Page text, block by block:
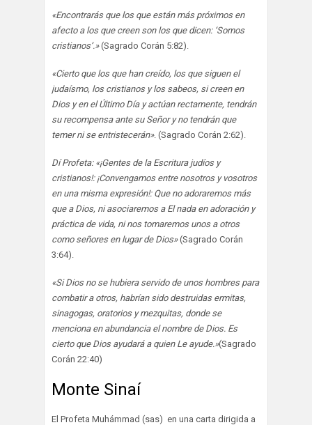
«Encontrarás que los que están más próximos en
afecto a los que creen son los que dicen: ‘Somos
cristianos’.»(Sagrado Corán 5:82).
«Cierto que los que han creído, los que siguen el
judaísmo, los cristianos y los sabeos, si creen en
Dios y en el Último Día y actúan rectamente, tendrán
su recompensa ante su Señor y no tendrán que
temer ni se entristecerán». (Sagrado Corán 2:62).
Dí Profeta: «¡Gentes de la Escritura judíos y
cristianos!: ¡Convengamos entre nosotros y vosotros
en una misma expresión!: Que no adoraremos más
que a Dios, ni asociaremos a El nada en adoración y
práctica de vida, ni nos tomaremos unos a otros
como señores en lugar de Dios»(Sagrado Corán
3:64).
«Si Dios no se hubiera servido de unos hombres para
combatir a otros, habrían sido destruidas ermitas,
sinagogas, oratorios y mezquitas, donde se
menciona en abundancia el nombre de Dios. Es
cierto que Dios ayudará a quien Le ayude.»(Sagrado
Corán 22:40)
Monte Sinaí
El Profeta Muhámmad (sas) en una carta dirigida a